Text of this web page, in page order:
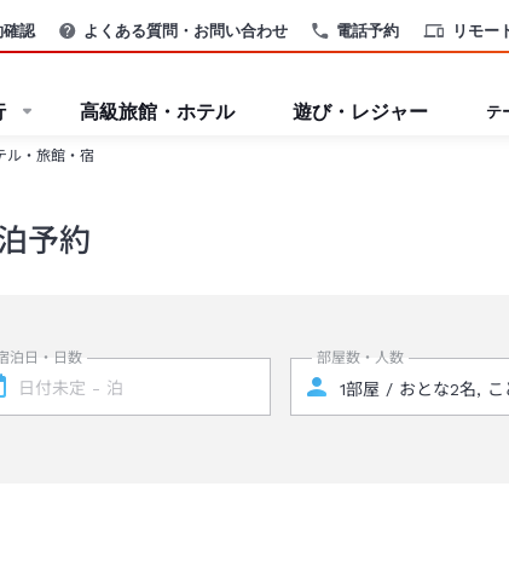
電話予約 リモー
確認 よくある質問・お問い合わせ
高級旅館・ホテル 遊び・レジャー テ
ル・旅館・宿
予約
泊日・日数 部屋数・人数